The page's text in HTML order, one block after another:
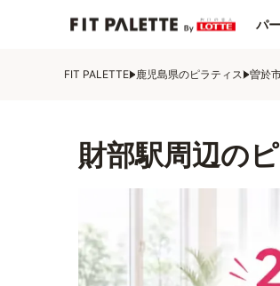
パ
FIT PALETTE 鹿児島県のピラティス 曽於
財部駅周辺の